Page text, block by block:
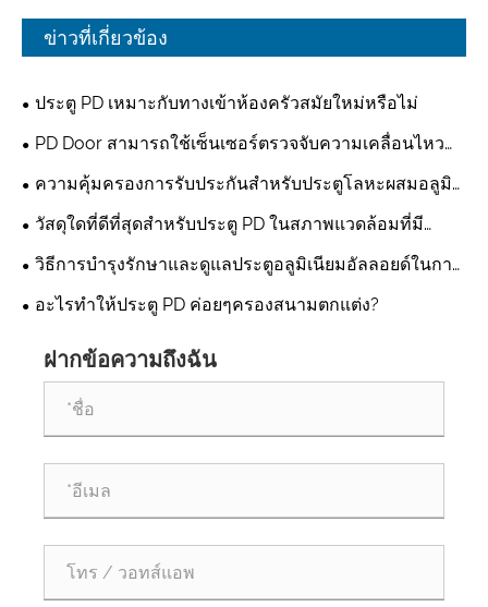
ข่าวที่เกี่ยวข้อง
ประตู PD เหมาะกับทางเข้าห้องครัวสมัยใหม่หรือไม่
PD Door สามารถใช้เซ็นเซอร์ตรวจจับความเคลื่อนไหว
เพื่อปฏิวัติความปลอดภัยภายในบ้านของคุณได้อย่างไร
ความคุ้มครองการรับประกันสำหรับประตูโลหะผสมอลูมิ
เนียมคืออะไร
วัสดุใดที่ดีที่สุดสำหรับประตู PD ในสภาพแวดล้อมที่มี
ความชื้นสูง
วิธีการบำรุงรักษาและดูแลประตูอลูมิเนียมอัลลอยด์ในการ
ใช้งานประจำวัน?
อะไรทำให้ประตู PD ค่อยๆครองสนามตกแต่ง?
ฝากข้อความถึงฉัน